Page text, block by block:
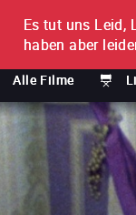
FILM FÜR FILM
Alle Filme
Es tut uns Leid,
haben aber